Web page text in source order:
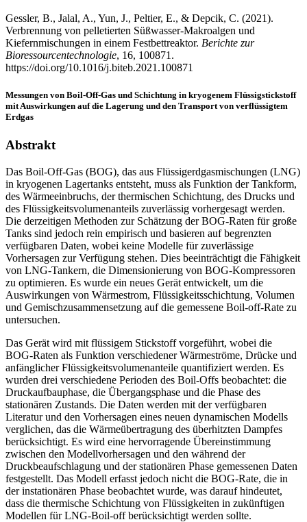
Gessler, B., Jalal, A., Yun, J., Peltier, E., & Depcik, C. (2021).
Verbrennung von pelletierten Süßwasser-Makroalgen und
Kiefernmischungen in einem Festbettreaktor. Berichte zur
Bioressourcentechnologie, 16, 100871.
https://doi.org/10.1016/j.biteb.2021.100871
Messungen von Boil-Off-Gas und Schichtung in kryogenem Flüssigstickstoff
mit Auswirkungen auf die Lagerung und den Transport von verflüssigtem
Erdgas
Abstrakt
Das Boil-Off-Gas (BOG), das aus Flüssigerdgasmischungen (LNG)
in kryogenen Lagertanks entsteht, muss als Funktion der Tankform,
des Wärmeeinbruchs, der thermischen Schichtung, des Drucks und
des Flüssigkeitsvolumenanteils zuverlässig vorhergesagt werden.
Die derzeitigen Methoden zur Schätzung der BOG-Raten für große
Tanks sind jedoch rein empirisch und basieren auf begrenzten
verfügbaren Daten, wobei keine Modelle für zuverlässige
Vorhersagen zur Verfügung stehen. Dies beeinträchtigt die Fähigkeit
von LNG-Tankern, die Dimensionierung von BOG-Kompressoren
zu optimieren. Es wurde ein neues Gerät entwickelt, um die
Auswirkungen von Wärmestrom, Flüssigkeitsschichtung, Volumen
und Gemischzusammensetzung auf die gemessene Boil-off-Rate zu
untersuchen.
Das Gerät wird mit flüssigem Stickstoff vorgeführt, wobei die
BOG-Raten als Funktion verschiedener Wärmeströme, Drücke und
anfänglicher Flüssigkeitsvolumenanteile quantifiziert werden. Es
wurden drei verschiedene Perioden des Boil-Offs beobachtet: die
Druckaufbauphase, die Übergangsphase und die Phase des
stationären Zustands. Die Daten werden mit der verfügbaren
Literatur und den Vorhersagen eines neuen dynamischen Modells
verglichen, das die Wärmeübertragung des überhitzten Dampfes
berücksichtigt. Es wird eine hervorragende Übereinstimmung
zwischen den Modellvorhersagen und den während der
Druckbeaufschlagung und der stationären Phase gemessenen Daten
festgestellt. Das Modell erfasst jedoch nicht die BOG-Rate, die in
der instationären Phase beobachtet wurde, was darauf hindeutet,
dass die thermische Schichtung von Flüssigkeiten in zukünftigen
Modellen für LNG-Boil-off berücksichtigt werden sollte.